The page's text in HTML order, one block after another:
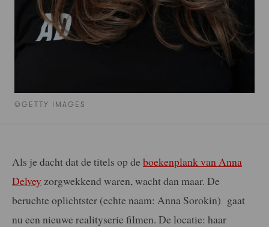
©GETTY IMAGES
Als je dacht dat de titels op de boekenplank van Anna
Delvey zorgwekkend waren, wacht dan maar. De
beruchte oplichtster (echte naam: Anna Sorokin) gaat
nu een nieuwe realityserie filmen. De locatie: haar